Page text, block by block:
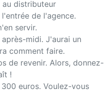
au distributeur
de l'agence.
servir.
midi. J'aurai un
comment faire.
de revenir. Alors, donnez-
!
euros. Voulez-vous